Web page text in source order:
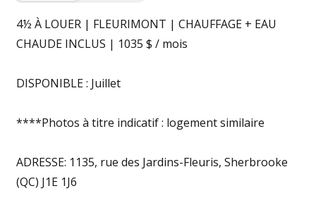
4½ À LOUER | FLEURIMONT | CHAUFFAGE + EAU
CHAUDE INCLUS | 1035 $ / mois
DISPONIBLE : Juillet
****Photos à titre indicatif : logement similaire
ADRESSE: 1135, rue des Jardins-Fleuris, Sherbrooke
(QC) J1E 1J6